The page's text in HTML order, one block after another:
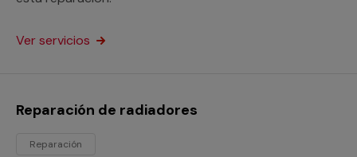
Ver servicios
Reparación de radiadores
Reparación